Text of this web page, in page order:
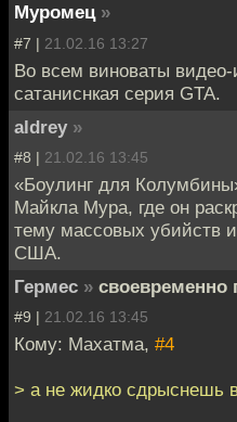
Муромец »
#7 | 21.02.16 13:27
Во всем виноваты
сатаниснкая серия GTA.
aldrey »
#8 | 21.02.16 13:45
«Боулинг для
Майкла Мура, где он
тему массовых убийств
США.
Гермес »
#9 | 21.02.16 13:45
Кому: Махатма, #4
> а не жидко сдрыснешь